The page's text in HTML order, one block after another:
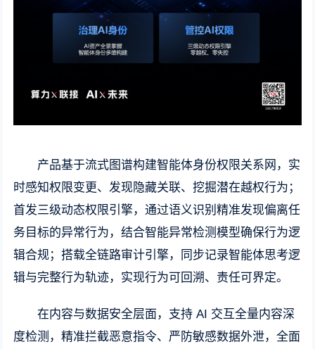
产品基于流式图谱构建智能体身份权限关系网，实
时感知权限变更、发现隐藏关联、挖掘潜在越权行为；
首发三级动态权限引擎，通过语义识别精准发现偏离任
务目标的异常行为，结合智能异常检测模型确保行为逻
辑合规；搭载全链路审计引擎，同步记录智能体思考逻
辑与完整行为轨迹，实现行为可回溯、责任可界定。
在内容与数据安全层面，支持 AI 交互全量内容深
度检测，精准拦截恶意指令、严防敏感数据外泄，全面